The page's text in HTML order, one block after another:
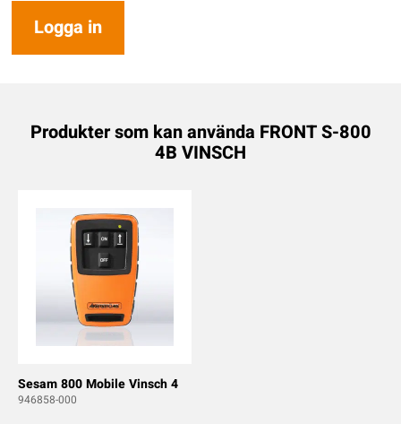
Logga in
Produkter som kan använda FRONT S-800
4B VINSCH
Sesam 800 Mobile Vinsch 4
946858-000